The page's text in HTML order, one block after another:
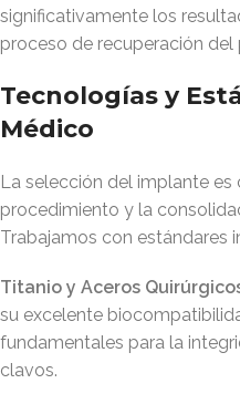
significativamente los
proceso de recuperación del
Tecnologías y
Médico
La selección del implante es
procedimiento y la
Trabajamos con estándares
Titanio y Aceros
su excelente
fundamentales para la
clavos.